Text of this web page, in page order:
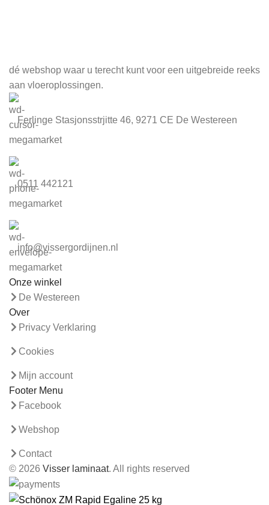
dé webshop waar u terecht kunt voor een uitgebreide reeks
aan vloeroplossingen.
Ferlinge Stasjonsstrjitte 46, 9271 CE De Westereen
0511 442121
info@vissergordijnen.nl
Onze winkel
De Westereen
Over
Privacy Verklaring
Cookies
Mijn account
Footer Menu
Facebook
Webshop
Contact
© 2026 Visser laminaat. All rights reserved